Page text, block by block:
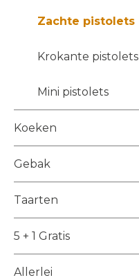
Zachte pistolets
Krokante pistolets
Mini pistolets
Koeken
Gebak
Taarten
5 + 1 Gratis
Allerlei